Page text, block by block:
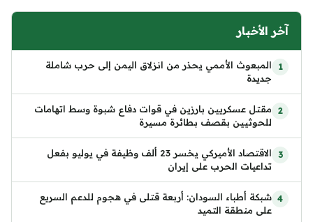
آخر الأخبار
المبعوث الأممي يحذر من انزلاق اليمن إلى حرب شاملة
جديدة
مقتل عسكريين بارزين في قوات دفاع شبوة وسط اتهامات
للحوثيين بقصف بطائرة مسيرة
الاقتصاد الأميركي يخسر 23 ألف وظيفة في يوليو بفعل
تداعيات الحرب على إيران
شبكة أطباء السودان: أربعة قتلى في هجوم للدعم السريع
على منطقة التميد